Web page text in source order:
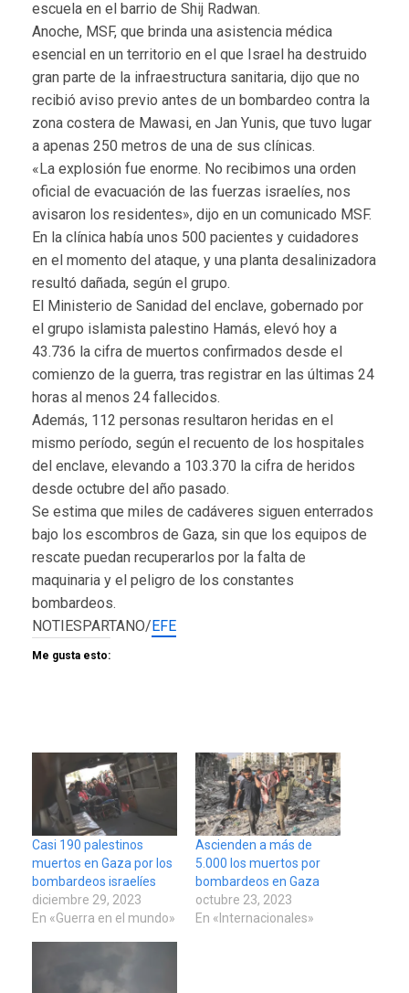
escuela en el barrio de Shij Radwan.
Anoche, MSF, que brinda una asistencia médica
esencial en un territorio en el que Israel ha destruido
gran parte de la infraestructura sanitaria, dijo que no
recibió aviso previo antes de un bombardeo contra la
zona costera de Mawasi, en Jan Yunis, que tuvo lugar
a apenas 250 metros de una de sus clínicas.
«La explosión fue enorme. No recibimos una orden
oficial de evacuación de las fuerzas israelíes, nos
avisaron los residentes», dijo en un comunicado MSF.
En la clínica había unos 500 pacientes y cuidadores
en el momento del ataque, y una planta desalinizadora
resultó dañada, según el grupo.
El Ministerio de Sanidad del enclave, gobernado por
el grupo islamista palestino Hamás, elevó hoy a
43.736 la cifra de muertos confirmados desde el
comienzo de la guerra, tras registrar en las últimas 24
horas al menos 24 fallecidos.
Además, 112 personas resultaron heridas en el
mismo período, según el recuento de los hospitales
del enclave, elevando a 103.370 la cifra de heridos
desde octubre del año pasado.
Se estima que miles de cadáveres siguen enterrados
bajo los escombros de Gaza, sin que los equipos de
rescate puedan recuperarlos por la falta de
maquinaria y el peligro de los constantes
bombardeos.
NOTIESPARTANO/EFE
Me gusta esto:
Casi 190 palestinos
muertos en Gaza por los
bombardeos israelíes
diciembre 29, 2023
En «Guerra en el mundo»
Ascienden a más de
5.000 los muertos por
bombardeos en Gaza
octubre 23, 2023
En «Internacionales»